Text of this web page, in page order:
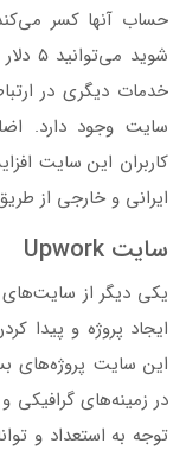
حساب آنها کسر
خدمات دیگری در
سایت وجود دارد.
کاربران این سایت
ایرانی و خارجی از
سایت Upwork
یکی دیگر از
ایجاد پروژه و پیدا
این سایت پروژه‌های
در زمینه‌های گرافیکی
توجه به استعداد و